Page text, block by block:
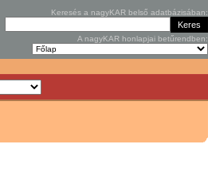
Keresés a nagyKAR belső adatbázisában:
A nagyKAR honlapjai betűrendben: